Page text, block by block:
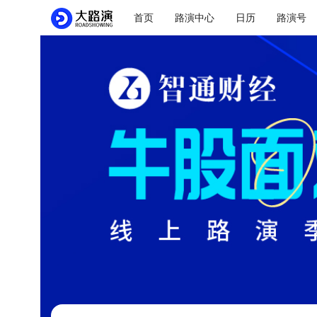
首页 路演中心 日历 路演号